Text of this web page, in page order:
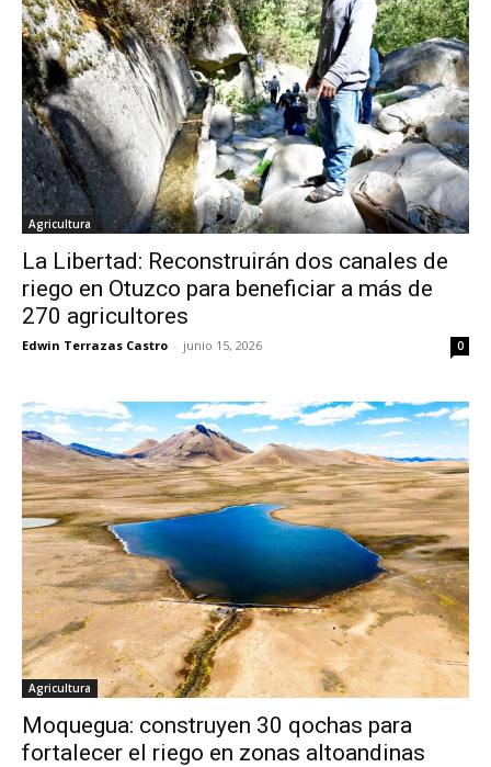
Agricultura
La Libertad: Reconstruirán dos canales de
riego en Otuzco para beneficiar a más de
270 agricultores
Edwin Terrazas Castro - junio 15, 2026 0
Agricultura
Moquegua: construyen 30 qochas para
fortalecer el riego en zonas altoandinas